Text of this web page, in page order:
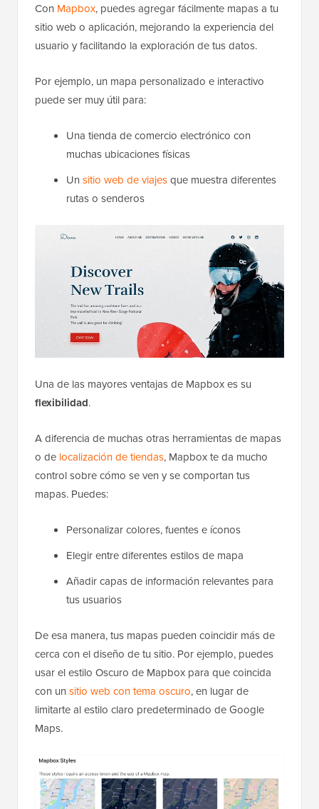
Con Mapbox, puedes agregar fácilmente mapas a tu
sitio web o aplicación, mejorando la experiencia del
usuario y facilitando la exploración de tus datos.
Por ejemplo, un mapa personalizado e interactivo
puede ser muy útil para:
Una tienda de comercio electrónico con
muchas ubicaciones físicas
Un sitio web de viajesque muestra diferentes
rutas o senderos
Una de las mayores ventajas de Mapbox es su
flexibilidad.
A diferencia de muchas otras herramientas de mapas
o de localización de tiendas, Mapbox te da mucho
control sobre cómo se ven y se comportan tus
mapas. Puedes:
Personalizar colores, fuentes e íconos
Elegir entre diferentes estilos de mapa
Añadir capas de información relevantes para
tus usuarios
De esa manera, tus mapas pueden coincidir más de
cerca con el diseño de tu sitio. Por ejemplo, puedes
usar el estilo Oscuro de Mapbox para que coincida
con un sitio web con tema oscuro, en lugar de
limitarte al estilo claro predeterminado de Google
Maps.